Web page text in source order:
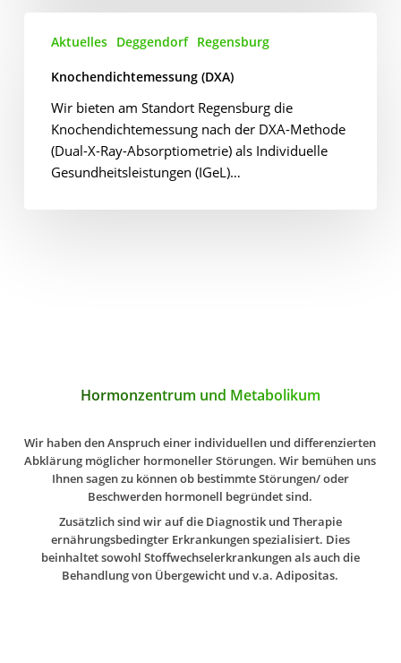
(DXA)Aktuelles Deggendorf Regensburg
Knochendichtemessung (DXA)
Wir bieten am Standort Regensburg die
Knochendichtemessung nach der DXA-Methode
(Dual-X-Ray-Absorptiometrie) als Individuelle
Gesundheitsleistungen (IGeL)…
Hormonzentrum und Metabolikum
Wir haben den Anspruch einer individuellen und differenzierten
Abklärung möglicher hormoneller Störungen. Wir bemühen uns
Ihnen sagen zu können ob bestimmte Störungen/ oder
Beschwerden hormonell begründet sind.
Zusätzlich sind wir auf die Diagnostik und Therapie
ernährungsbedingter Erkrankungen spezialisiert. Dies
beinhaltet sowohl Stoffwechselerkrankungen als auch die
Behandlung von Übergewicht und v.a. Adipositas.